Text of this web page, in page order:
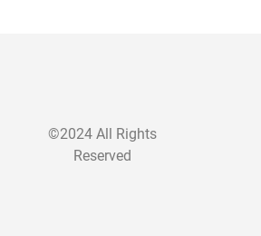
©2024 All Rights
Reserved